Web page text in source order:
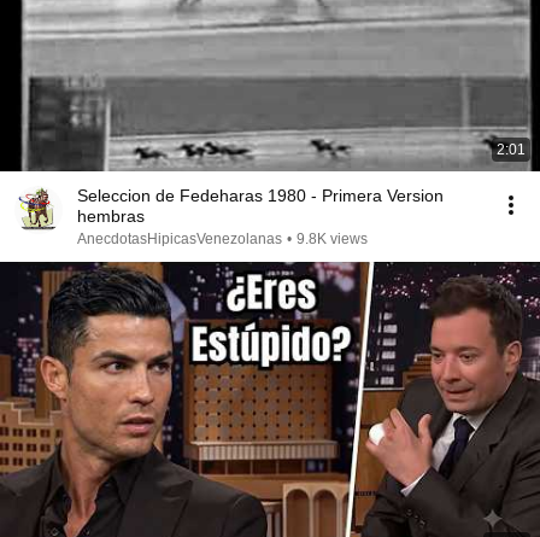
2:01
Seleccion de Fedeharas 1980 - Primera Version
hembras
AnecdotasHipicasVenezolanas • 9.8K views